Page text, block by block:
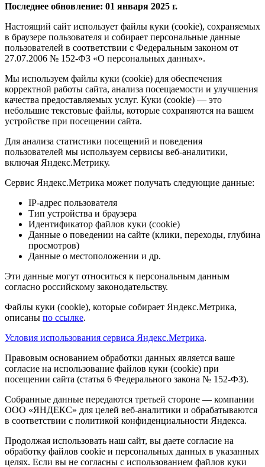
Последнее обновление: 01 января 2025 г.
Настоящий сайт использует файлы куки (cookie), сохраняемых
в браузере пользователя и собирает персональные данные
пользователей в соответствии с Федеральным законом от
27.07.2006 № 152-ФЗ «О персональных данных».
Мы используем файлы куки (cookie) для обеспечения
корректной работы сайта, анализа посещаемости и улучшения
качества предоставляемых услуг. Куки (cookie) — это
небольшие текстовые файлы, которые сохраняются на вашем
устройстве при посещении сайта.
Для анализа статистики посещений и поведения
пользователей мы используем сервисы веб-аналитики,
включая Яндекс.Метрику.
Сервис Яндекс.Метрика может получать следующие данные:
IP-адрес пользователя
Тип устройства и браузера
Идентификатор файлов куки (cookie)
Данные о поведении на сайте (клики, переходы, глубина
просмотров)
Данные о местоположении и др.
Эти данные могут относиться к персональным данным
согласно российскому законодательству.
Файлы куки (cookie), которые собирает Яндекс.Метрика,
описаны по ссылке.
Условия использования сервиса Яндекс.Метрика.
Правовым основанием обработки данных является ваше
согласие на использование файлов куки (cookie) при
посещении сайта (статья 6 Федерального закона № 152-ФЗ).
Собранные данные передаются третьей стороне — компании
ООО «ЯНДЕКС» для целей веб-аналитики и обрабатываются
в соответствии с политикой конфиденциальности Яндекса.
Продолжая использовать наш сайт, вы даете согласие на
обработку файлов cookie и персональных данных в указанных
целях. Если вы не согласны с использованием файлов куки